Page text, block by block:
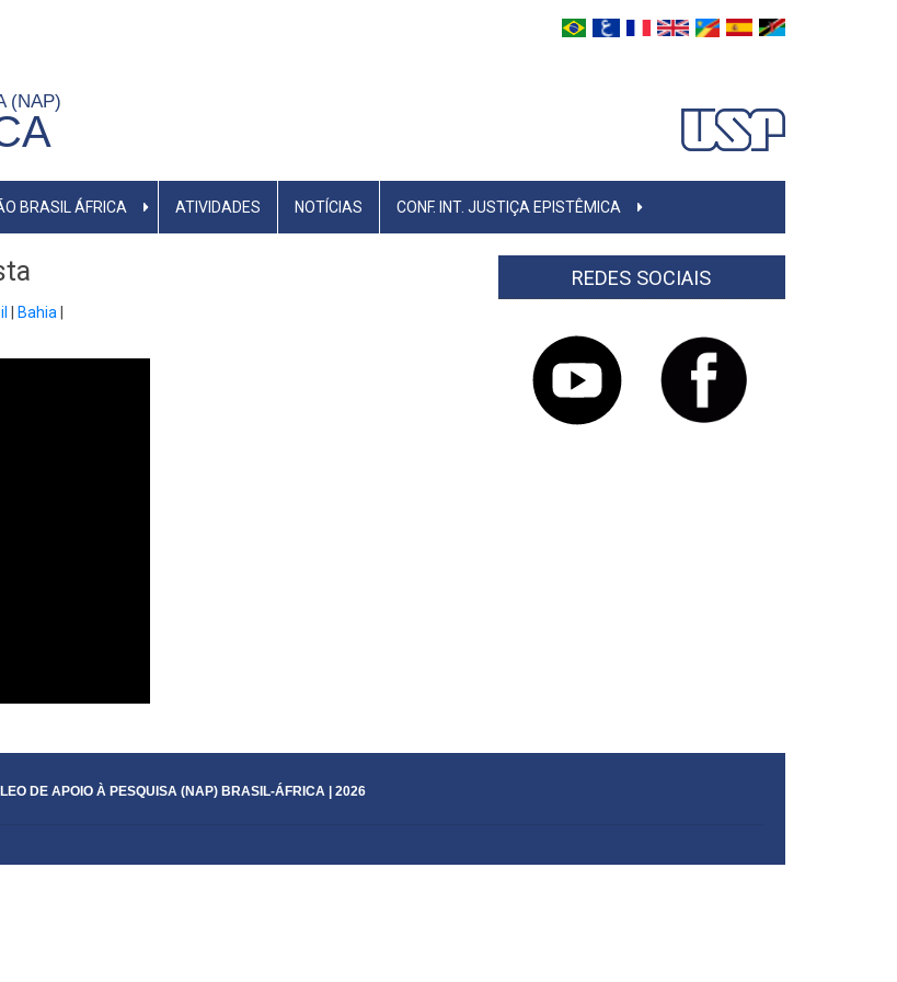
(NAP)
BRASIL ÁFRICA ATIVIDADES NOTÍCIAS CONF. INT. JUSTIÇA EPISTÊMICA
Bahia
REDES SOCIAIS
DE APOIO À PESQUISA (NAP) BRASIL-ÁFRICA | 2026